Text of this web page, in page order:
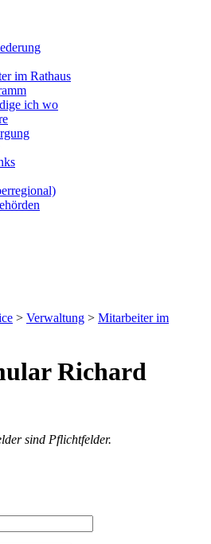
im Rathaus
ich wo
> Verwaltung > Mitarbeiter im
Richard
sind Pflichtfelder.